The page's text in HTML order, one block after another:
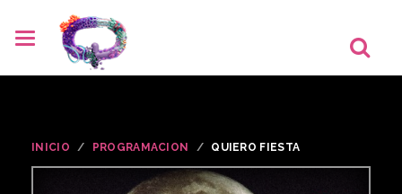
INICIO PROGRAMACION QUIERO FIESTA